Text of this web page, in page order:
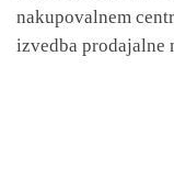
nakupovalnem
izvedba prodajalne